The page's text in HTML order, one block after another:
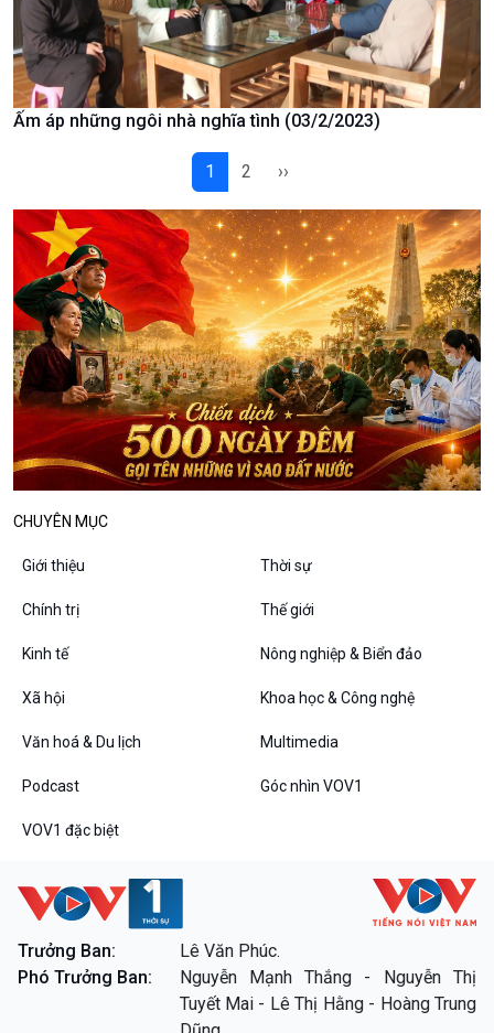
Podcast
Góc nhìn VOV1
Bình luận
Câu chuyện thời sự
Đối thoại
Diễn đàn chủ nhật
Chuyện đêm
Thanh âm ký sự
Chân dung cuộc sống
Ấm áp những ngôi nhà nghĩa tình (03/2/2023)
1 2 ››
CHUYÊN MỤC
Giới thiệu Thời sự
Chính trị Thế giới
Kinh tế Nông nghiệp & Biển đảo
Xã hội Khoa học & Công nghệ
Văn hoá & Du lịch Multimedia
Podcast Góc nhìn VOV1
VOV1 đặc biệt
Trưởng Ban:
Lê Văn Phúc.
Phó Trưởng Ban:
Nguyễn Mạnh Thắng - Nguyễn Thị
Tuyết Mai - Lê Thị Hằng - Hoàng Trung